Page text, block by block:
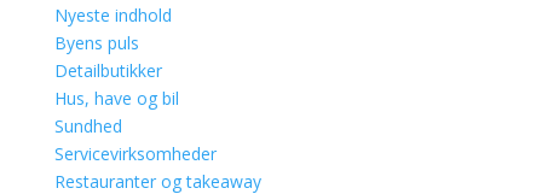
Nyeste indhold
Byens puls
Detailbutikker
Hus, have og bil
Sundhed
Servicevirksomheder
Restauranter og takeaway